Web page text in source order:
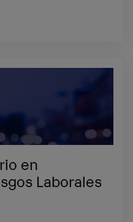
en
Laborales